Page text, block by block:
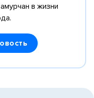
в жизни